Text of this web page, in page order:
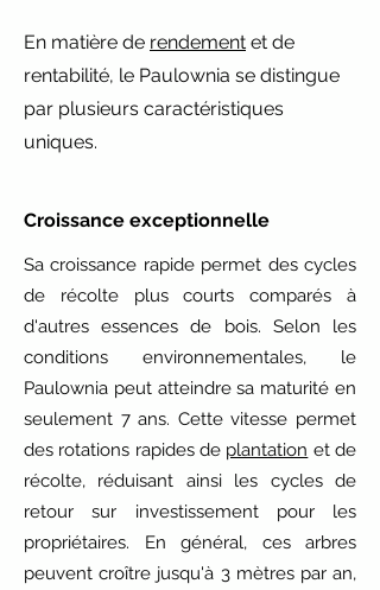
En matière de rendement et de
rentabilité, le Paulownia se distingue
par plusieurs caractéristiques
uniques.
Croissance exceptionnelle
Sa croissance rapide permet des cycles
de récolte plus courts comparés à
d'autres essences de bois. Selon les
conditions environnementales, le
Paulownia peut atteindre sa maturité en
seulement 7 ans. Cette vitesse permet
des rotations rapides de plantation et de
récolte, réduisant ainsi les cycles de
retour sur investissement pour les
propriétaires. En général, ces arbres
peuvent croître jusqu'à 3 mètres par an,